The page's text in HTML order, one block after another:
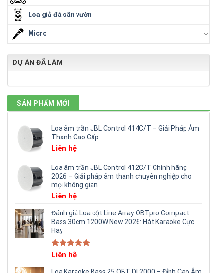
Loa giả đá sân vườn
Micro
DỰ ÁN ĐÃ LÀM
SẢN PHẨM MỚI
Loa âm trần JBL Control 414C/T – Giải Pháp Âm
Thanh Cao Cấp
Liên hệ
Loa âm trần JBL Control 412C/T Chính hãng
2026 – Giải pháp âm thanh chuyên nghiệp cho
mọi không gian
Liên hệ
Đánh giá Loa cột Line Array OBTpro Compact
Bass 30cm 1200W New 2026: Hát Karaoke Cực
Hay
Rated5.00
Liên hệ
Loa Karaoke Bass 25 OBT DL2000 – Đỉnh Cao Âm